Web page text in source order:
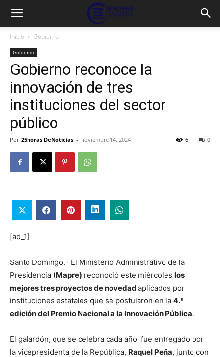
Inicio Gobierno
Gobierno
Gobierno reconoce la
innovación de tres
instituciones del sector
público
Por 25horas DeNoticias - noviembre 14, 2024 0
6
[ad_1]
Santo Domingo.- El Ministerio Administrativo de la
Presidencia (Mapre) reconoció este miércoles los
mejores tres proyectos de novedad aplicados por
instituciones estatales que se postularon en la 4.ª
edición del Premio Nacional a la Innovación Pública.
El galardón, que se celebra cada año, fue entregado por
la vicepresidenta de la República, Raquel Peña, junto con